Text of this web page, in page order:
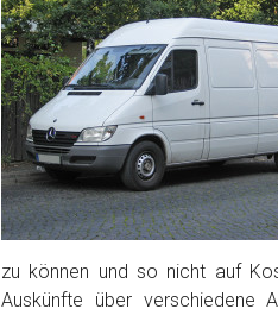
Preisvorstellung
Name*
Telefon*
Email
zu können und so nicht auf
Auskünfte über verschiedene